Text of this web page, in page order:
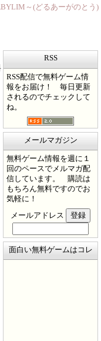
～(どるあーがのとう)
RSS
RSS配信で無料ゲーム情
報をお届け！ 毎日更新
されるのでチェックして
ね。
メールマガジン
無料ゲーム情報を週に１
回のペースでメルマガ配
信しています。 購読は
もちろん無料ですのでお
気軽に！
メールアドレス
面白い無料ゲームはコレ